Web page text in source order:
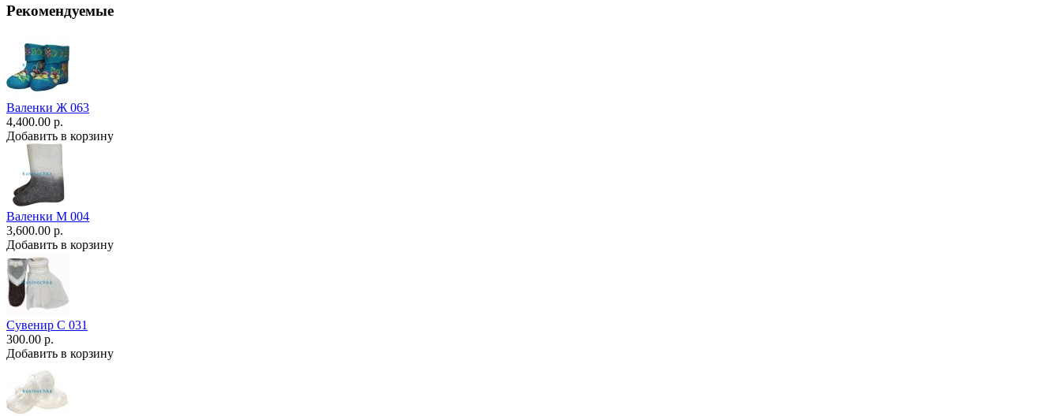
Рекомендуемые
Валенки Ж 063
4,400.00 р.
Добавить в корзину
Валенки М 004
3,600.00 р.
Добавить в корзину
Сувенир С 031
300.00 р.
Добавить в корзину